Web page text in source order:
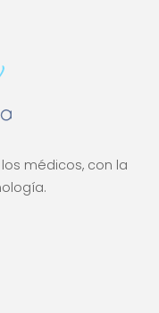
médicos, con la